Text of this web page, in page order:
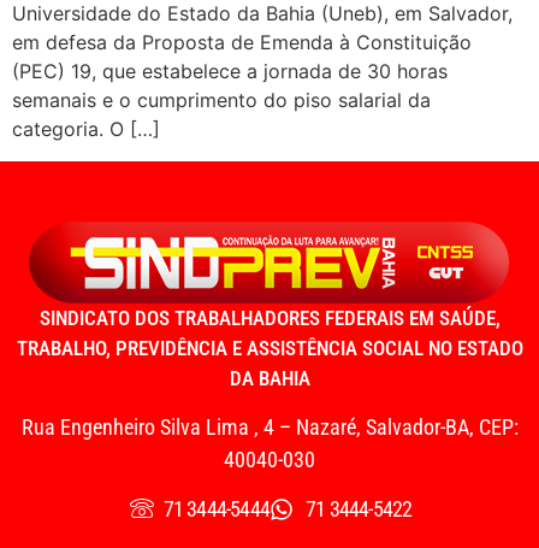
Universidade do Estado da Bahia (Uneb), em Salvador,
em defesa da Proposta de Emenda à Constituição
(PEC) 19, que estabelece a jornada de 30 horas
semanais e o cumprimento do piso salarial da
categoria. O […]
SINDICATO DOS TRABALHADORES FEDERAIS EM SAÚDE,
TRABALHO, PREVIDÊNCIA E ASSISTÊNCIA SOCIAL NO ESTADO
DA BAHIA
Rua Engenheiro Silva Lima , 4 – Nazaré, Salvador-BA, CEP:
40040-030
71 3444-5444
71 3444-5422